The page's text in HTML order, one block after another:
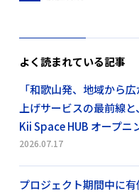
よく読まれている記事
「和歌山発、地域から
上げサービスの最前線
Kii Space HUB オープニ
2026.07.17
プロジェクト期間中に